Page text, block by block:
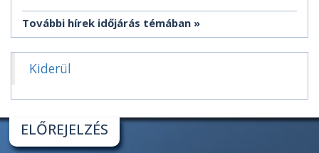
További hírek időjárás témában
Kiderül
ELŐREJELZÉS